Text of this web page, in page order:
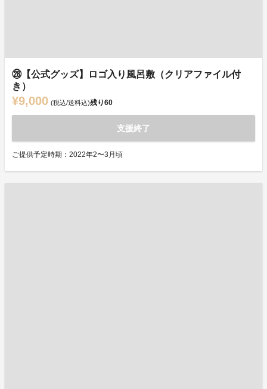
㉘【公式グッズ】ロゴ入り風呂敷（クリアファイル付
き）
¥9,000 (税込/送料込)残り60
支援終了
ご提供予定時期：2022年2〜3月頃